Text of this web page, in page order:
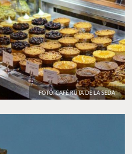
FOTO: CAFÉ RUTA DE LA SEDA